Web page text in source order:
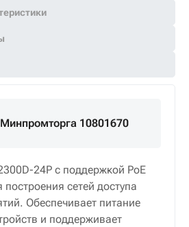
10801670
24P с поддержкой PoE
сетей доступа
Обеспечивает питание
и поддерживает